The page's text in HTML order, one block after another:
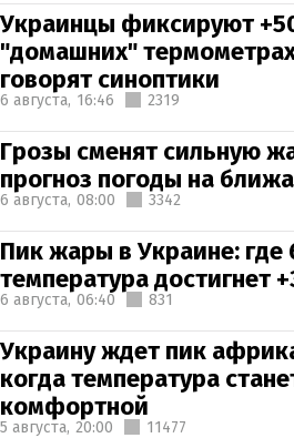
Украинцы фиксируют
"домашних"
говорят синоптики
6 августа, 16:46 2319
Грозы сменят сильную
прогноз погоды на
6 августа, 08:00 3342
Пик жары в Украине: где
температура достигнет
6 августа, 06:40 831
Украину ждет пик
когда температура
комфортной
5 августа, 20:00 11477